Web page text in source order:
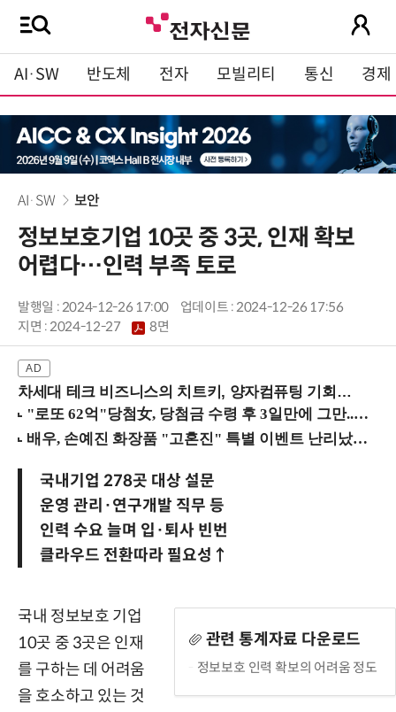
AI·SW 반도체 전자 모빌리티 통신 경제
AI·SW 보안
정보보호기업 10곳 중 3곳, 인재 확보
어렵다…인력 부족 토로
발행일 : 2024-12-26 17:00
업데이트 : 2024-12-26 17:56
지면 :2024-12-27 8면
차세대 테크 비즈니스의 치트키, 양자컴퓨팅 기회를 선점하라! (8/28 강남역)
국내기업 278곳 대상 설문
운영 관리·연구개발 직무 등
인력 수요 늘며 입·퇴사 빈번
클라우드 전환따라 필요성↑
관련 통계자료 다운로드
정보보호 인력 확보의 어려움 정도
국내 정보보호 기업
10곳 중 3곳은 인재
를 구하는 데 어려움
을 호소하고 있는 것